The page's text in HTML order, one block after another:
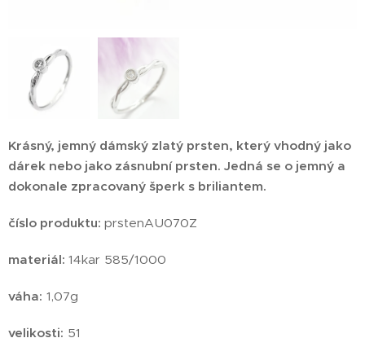
Krásný, jemný dámský zlatý prsten, který vhodný jako
dárek nebo jako zásnubní prsten. Jedná se o jemný a
dokonale zpracovaný šperk s briliantem.
číslo produktu: prstenAU070Z
materiál: 14kar 585/1000
váha: 1,07g
velikosti: 51